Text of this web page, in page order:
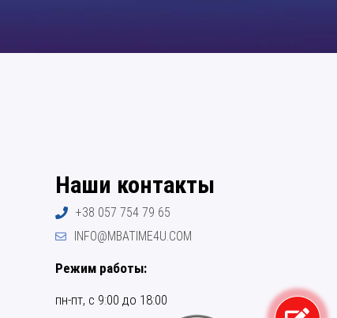
Наши контакты
+38 057 754 79 65
INFO@MBATIME4U.COM
Режим работы:
пн-пт, с 9:00 до 18:00